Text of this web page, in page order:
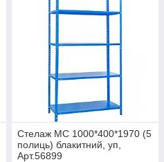
Стелаж МС 1000*400*1970 (5
полиць) блакитний, уп,
Арт.56899